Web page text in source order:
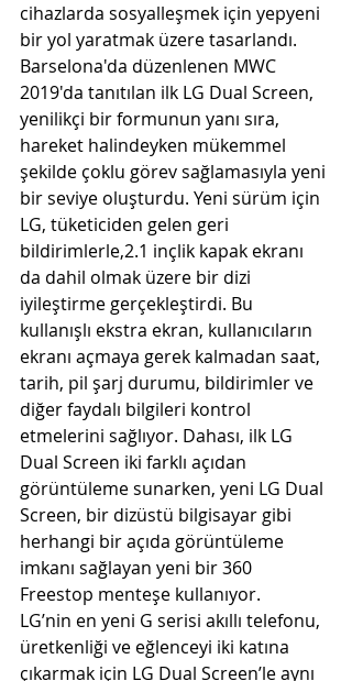
cihazlarda sosyalleşmek için yepyeni
bir yol yaratmak üzere tasarlandı.
Barselona'da düzenlenen MWC
2019'da tanıtılan ilk LG Dual Screen,
yenilikçi bir formunun yanı sıra,
hareket halindeyken mükemmel
şekilde çoklu görev sağlamasıyla yeni
bir seviye oluşturdu. Yeni sürüm için
LG, tüketiciden gelen geri
bildirimlerle,2.1 inçlik kapak ekranı
da dahil olmak üzere bir dizi
iyileştirme gerçekleştirdi. Bu
kullanışlı ekstra ekran, kullanıcıların
ekranı açmaya gerek kalmadan saat,
tarih, pil şarj durumu, bildirimler ve
diğer faydalı bilgileri kontrol
etmelerini sağlıyor. Dahası, ilk LG
Dual Screen iki farklı açıdan
görüntüleme sunarken, yeni LG Dual
Screen, bir dizüstü bilgisayar gibi
herhangi bir açıda görüntüleme
imkanı sağlayan yeni bir 360
Freestop menteşe kullanıyor.
LG’nin en yeni G serisi akıllı telefonu,
üretkenliği ve eğlenceyi iki katına
çıkarmak için LG Dual Screen’le aynı